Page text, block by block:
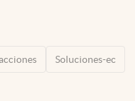
Soluciones-ec